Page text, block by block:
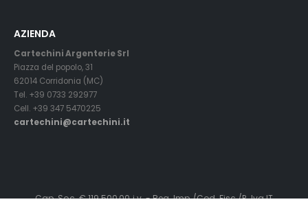
AZIENDA
Cartechini Argenterie Srl
Piazza del popolo, 31
62014 Corridonia (MC)
Tel. +39 0733 292977
Cell. +39 347 5470225
cartechini@cartechini.it
Cap. Soc. € 119.500,00 i.v. - Reg. Imp./Cod. Fisc./P. Iva IT